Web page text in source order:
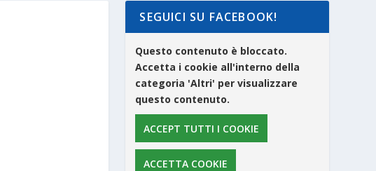
SEGUICI SU FACEBOOK!
Questo contenuto è bloccato.
Accetta i cookie all'interno della
categoria 'Altri' per visualizzare
questo contenuto.
ACCEPT TUTTI I COOKIE
ACCETTA COOKIE